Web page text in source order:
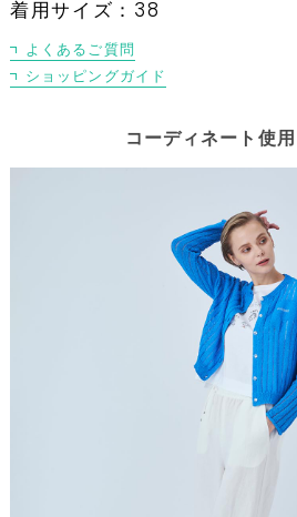
着用サイズ：38
よくあるご質問
ショッピングガイド
コーディネート使